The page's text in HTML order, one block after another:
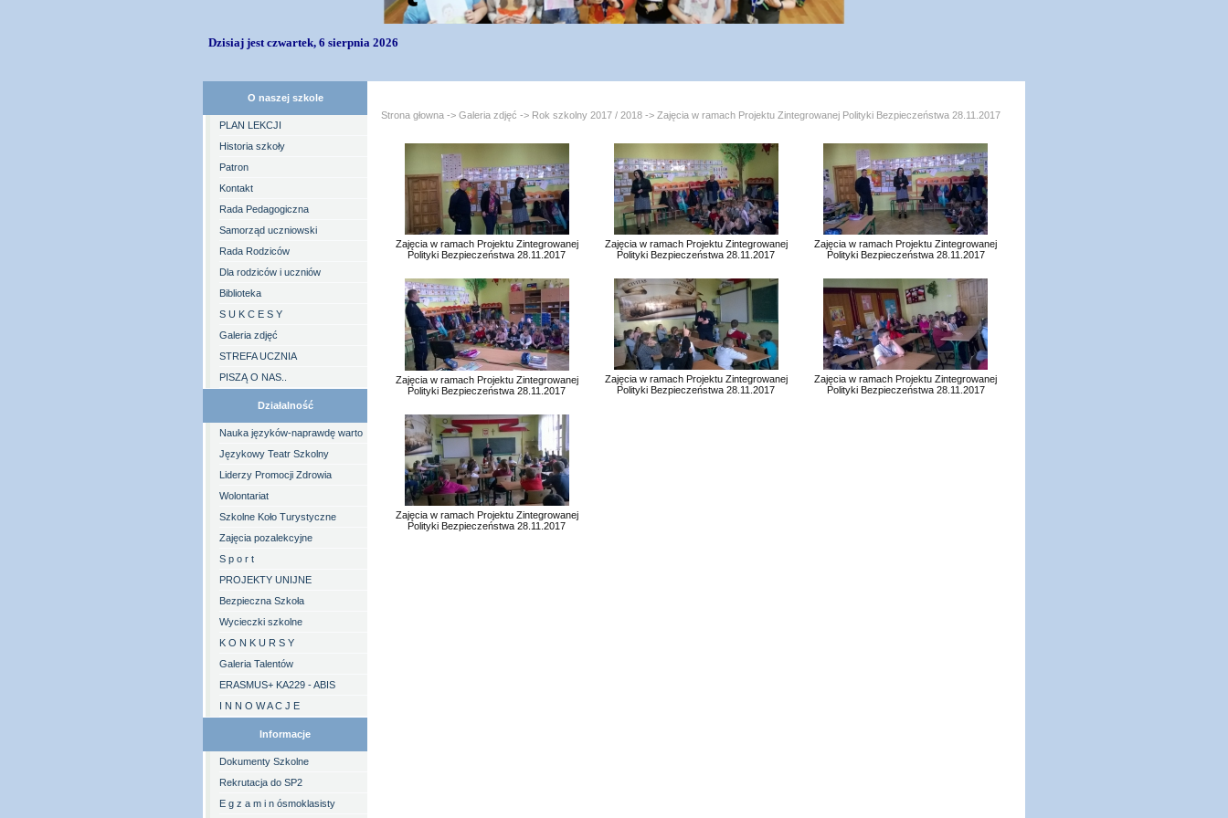
Dzisiaj jest czwartek, 6 sierpnia 2026
O naszej szkole
PLAN LEKCJI
Historia szkoły
Patron
Kontakt
Rada Pedagogiczna
Samorząd uczniowski
Rada Rodziców
Dla rodziców i uczniów
Biblioteka
S U K C E S Y
Galeria zdjęć
STREFA UCZNIA
PISZĄ O NAS..
Działalność
Nauka języków-naprawdę warto
Językowy Teatr Szkolny
Liderzy Promocji Zdrowia
Wolontariat
Szkolne Koło Turystyczne
Zajęcia pozalekcyjne
S p o r t
PROJEKTY UNIJNE
Bezpieczna Szkoła
Wycieczki szkolne
K O N K U R S Y
Galeria Talentów
ERASMUS+ KA229 - ABIS
I N N O W A C J E
Informacje
Dokumenty Szkolne
Rekrutacja do SP2
E g z a m i n ósmoklasisty
Strona głowna -> Galeria zdjęć -> Rok szkolny 2017 / 2018 -> Zajęcia w ramach Projektu Zintegrowanej Polityki Bezpieczeństwa 28.11.2017
Zajęcia w ramach Projektu Zintegrowanej
Polityki Bezpieczeństwa 28.11.2017
Zajęcia w ramach Projektu Zintegrowanej
Polityki Bezpieczeństwa 28.11.2017
Zajęcia w ramach Projektu Zintegrowanej
Polityki Bezpieczeństwa 28.11.2017
Zajęcia w ramach Projektu Zintegrowanej
Polityki Bezpieczeństwa 28.11.2017
Zajęcia w ramach Projektu Zintegrowanej
Polityki Bezpieczeństwa 28.11.2017
Zajęcia w ramach Projektu Zintegrowanej
Polityki Bezpieczeństwa 28.11.2017
Zajęcia w ramach Projektu Zintegrowanej
Polityki Bezpieczeństwa 28.11.2017